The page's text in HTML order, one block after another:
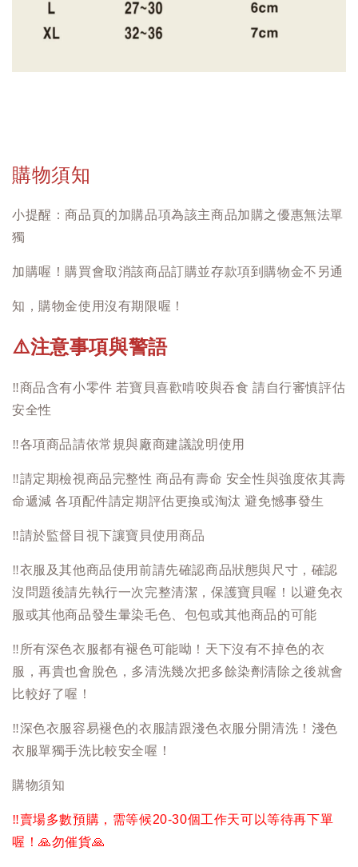
購物須知
小提醒：商品頁的加購品項為該主商品加購之優惠無法單
獨
加購喔！購買會取消該商品訂購並存款項到購物金不另通
知，購物金使用沒有期限喔！
⚠️注意事項與警語
‼️商品含有小零件 若寶貝喜歡啃咬與吞食 請自行審慎評估
安全性
‼️各項商品請依常規與廠商建議說明使用
‼️請定期檢視商品完整性 商品有壽命 安全性與強度依其壽
命遞減 各項配件請定期評估更換或淘汰 避免憾事發生
‼️請於監督目視下讓寶貝使用商品
‼️衣服及其他商品使用前請先確認商品狀態與尺寸，確認
沒問題後請先執行一次完整清潔，保護寶貝喔！以避免衣
服或其他商品發生暈染毛色、包包或其他商品的可能
‼️ 所有深色衣服都有褪色可能呦！天下沒有不掉色的衣
服，再貴也會脫色，多清洗幾次把多餘染劑清除之後就會
比較好了喔！
‼️深色衣服容易褪色的衣服請跟淺色衣服分開清洗！淺色
衣服單獨手洗比較安全喔！
購物須知
‼️賣場多數預購，需等候20-30個工作天可以等待再下單
喔！🙏勿催貨🙏